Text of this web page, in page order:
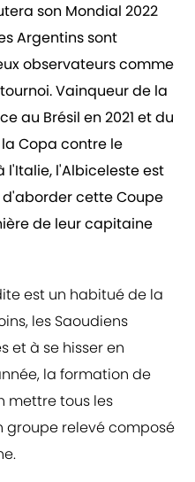
son Mondial 2022
Argentins sont
observateurs comme
Vainqueur de la
au Brésil en 2021 et du
Copa contre le
l'Italie, l'Albiceleste est
cette Coupe
de leur capitaine
est un habitué de la
les Saoudiens
et à se hisser en
la formation de
mettre tous les
groupe relevé composé